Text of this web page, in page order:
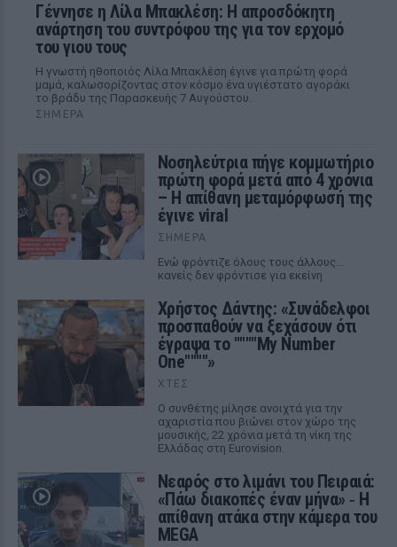
Γέννησε η Λίλα Μπακλέση: Η απροσδόκητη
ανάρτηση του συντρόφου της για τον ερχομό
του γιου τους
Η γνωστή ηθοποιός Λίλα Μπακλέση έγινε για πρώτη φορά
μαμά, καλωσορίζοντας στον κόσμο ένα υγιέστατο αγοράκι
το βράδυ της Παρασκευής 7 Αυγούστου.
ΣΉΜΕΡΑ
Νοσηλεύτρια πήγε κομμωτήριο
πρώτη φορά μετά από 4 χρόνια
– Η απίθανη μεταμόρφωσή της
έγινε viral
ΣΉΜΕΡΑ
Ενώ φρόντιζε όλους τους άλλους...
κανείς δεν φρόντισε για εκείνη
Χρήστος Δάντης: «Συνάδελφοι
προσπαθούν να ξεχάσουν ότι
έγραψα το """"My Number
One""""»
ΧΤΕΣ
Ο συνθέτης μίλησε ανοιχτά για την
αχαριστία που βιώνει στον χώρο της
μουσικής, 22 χρόνια μετά τη νίκη της
Ελλάδας στη Eurovision.
Νεαρός στο λιμάνι του Πειραιά:
«Πάω διακοπές έναν μήνα» ‑ Η
απίθανη ατάκα στην κάμερα του
MEGA